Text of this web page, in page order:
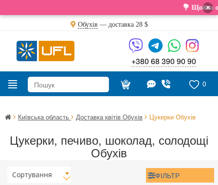
💐 Щойно ×
Обухів — доставка 28 $
+380 68 390 90 90
0
Київська область Доставка квітів Обухів Цукерки Обухів
Цукерки, печиво, шоколад, солодощі
Обухів
Сортування ФІЛЬТР